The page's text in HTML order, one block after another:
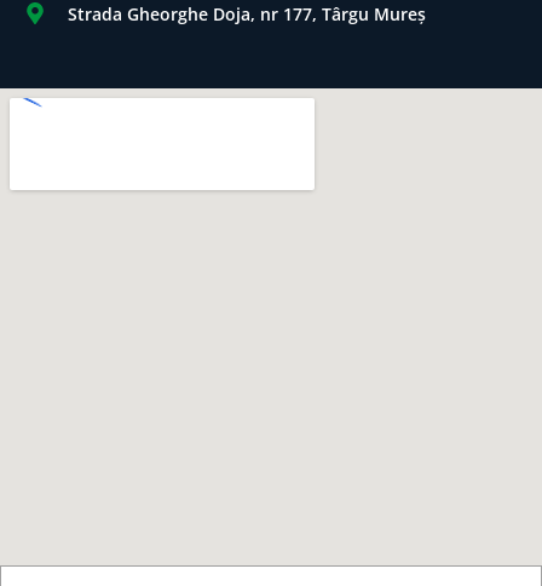
Strada Gheorghe Doja, nr 177, Târgu Mureș